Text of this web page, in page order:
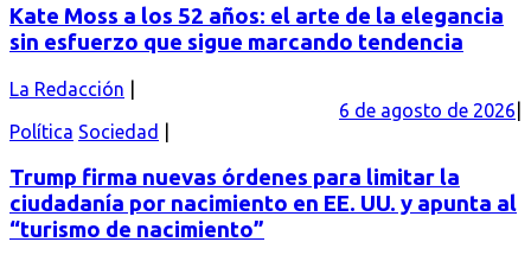
Kate Moss a los 52 años: el arte de la elegancia
sin esfuerzo que sigue marcando tendencia
La Redacción
6 de agosto de 2026
Política Sociedad
Trump firma nuevas órdenes para limitar la
ciudadanía por nacimiento en EE. UU. y apunta al
“turismo de nacimiento”